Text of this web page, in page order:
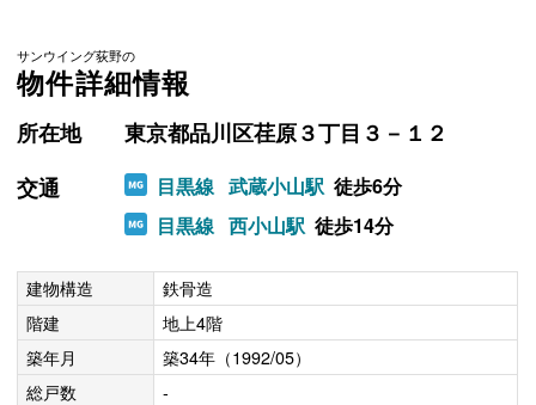
サンウイング荻野の
物件詳細情報
所在地
東京都品川区荏原３丁目３－１２
交通
目黒線 武蔵小山駅 徒歩6分
目黒線 西小山駅 徒歩14分
建物構造
鉄骨造
階建
地上4階
築年月
築34年（1992/05）
総戸数
-